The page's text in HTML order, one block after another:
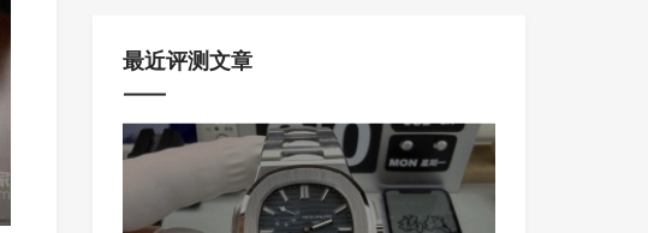
最近评测文章